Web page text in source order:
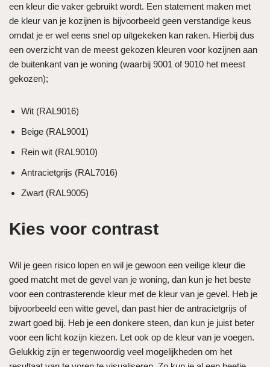
een kleur die vaker gebruikt wordt. Een statement maken met
de kleur van je kozijnen is bijvoorbeeld geen verstandige keus
omdat je er wel eens snel op uitgekeken kan raken. Hierbij dus
een overzicht van de meest gekozen kleuren voor kozijnen aan
de buitenkant van je woning (waarbij 9001 of 9010 het meest
gekozen);
Wit (RAL9016)
Beige (RAL9001)
Rein wit (RAL9010)
Antracietgrijs (RAL7016)
Zwart (RAL9005)
Kies voor contrast
Wil je geen risico lopen en wil je gewoon een veilige kleur die
goed matcht met de gevel van je woning, dan kun je het beste
voor een contrasterende kleur met de kleur van je gevel. Heb je
bijvoorbeeld een witte gevel, dan past hier de antracietgrijs of
zwart goed bij. Heb je een donkere steen, dan kun je juist beter
voor een licht kozijn kiezen. Let ook op de kleur van je voegen.
Gelukkig zijn er tegenwoordig veel mogelijkheden om het